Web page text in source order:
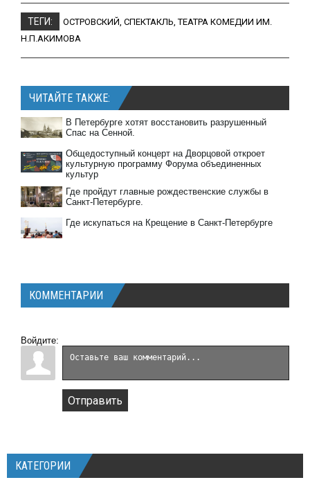
ТЕГИ: ОСТРОВСКИЙ СПЕКТАКЛЬ ,ТЕАТРА КОМЕДИИ ИМ.
Н.П.АКИМОВА
ЧИТАЙТЕ ТАКЖЕ:
В Петербурге хотят восстановить разрушенный
Спас на Сенной.
Общедоступный концерт на Дворцовой откроет
культурную программу Форума объединенных
культур
Где пройдут главные рождественские службы в
Санкт-Петербурге.
Где искупаться на Крещение в Санкт-Петербурге
КОММЕНТАРИИ
Войдите:
Отправить
КАТЕГОРИИ